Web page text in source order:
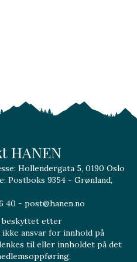
HANEN
Hollendergata 5, 0190 Oslo
Postboks 9354 - Grønland,
40 - post@hanen.no
beskyttet etter
ikke ansvar for innhold på
til eller innholdet på det